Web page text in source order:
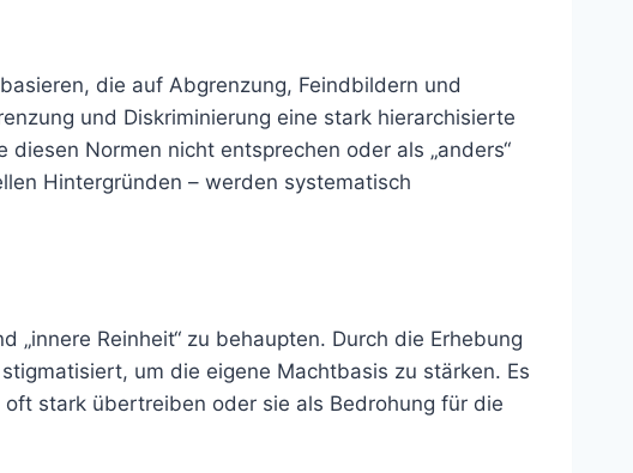
die auf Abgrenzung, Feindbildern und
und Diskriminierung eine stark hierarchisierte
Normen nicht entsprechen oder als „anders“
Hintergründen – werden systematisch
Reinheit“ zu behaupten. Durch die Erhebung
um die eigene Machtbasis zu stärken. Es
stark übertreiben oder sie als Bedrohung für die